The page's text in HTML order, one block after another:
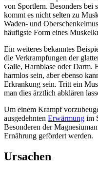
von Sportlern. Besonders bei
kommt es nicht selten zu
Waden- und
häufigste Form eines
Ein weiteres bekanntes
die Verkrampfungen der
Galle, Harnblase oder Darm.
harmlos sein, aber ebenso
Erkrankung sein. Tritt ein
man dies ärztlich abklären
Um einem Krampf
ausgedehnten Erwärmung im
Besonderen der
Ernährung gefördert werden.
Ursachen